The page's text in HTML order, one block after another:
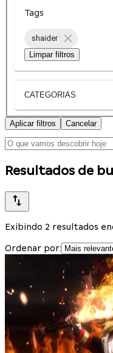
Tags
shaider
Limpar filtros
CATEGORIAS
Aplicar filtros Cancelar
Resultados de
Exibindo 2 resultados
Ordenar por: